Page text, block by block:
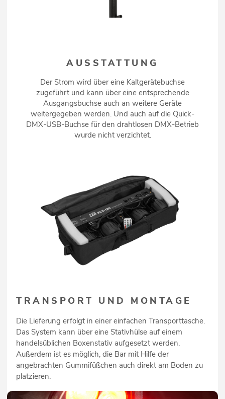
AUSSTATTUNG
Der Strom wird über eine Kaltgerätebuchse
zugeführt und kann über eine entsprechende
Ausgangsbuchse auch an weitere Geräte
weitergegeben werden. Und auch auf die Quick-
DMX-USB-Buchse für den drahtlosen DMX-Betrieb
wurde nicht verzichtet.
TRANSPORT UND MONTAGE
Die Lieferung erfolgt in einer einfachen Transporttasche.
Das System kann über eine Stativhülse auf einem
handelsüblichen Boxenstativ aufgesetzt werden.
Außerdem ist es möglich, die Bar mit Hilfe der
angebrachten Gummifüßchen auch direkt am Boden zu
platzieren.